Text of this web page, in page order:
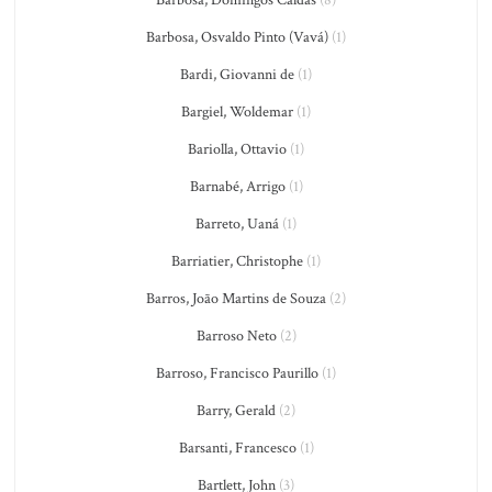
Barbosa, Osvaldo Pinto (Vavá) (1)
Bardi, Giovanni de (1)
Bargiel, Woldemar (1)
Bariolla, Ottavio (1)
Barnabé, Arrigo(1)
Barreto, Uaná (1)
Barriatier, Christophe (1)
Barros, João Martins de Souza (2)
Barroso Neto(2)
Barroso, Francisco Paurillo (1)
Barry, Gerald (2)
Barsanti, Francesco(1)
Bartlett, John (3)